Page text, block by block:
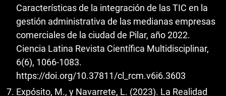
Características de la integración de las TIC en la
gestión administrativa de las medianas empresas
comerciales de la ciudad de Pilar, año 2022.
Ciencia Latina Revista Científica Multidisciplinar,
6(6), 1066-1083.
https://doi.org/10.37811/cl_rcm.v6i6.3603
Expósito, M., y Navarrete, L. (2023). La Realidad